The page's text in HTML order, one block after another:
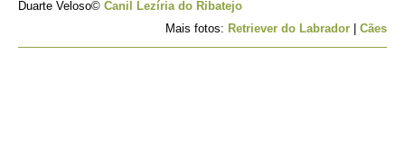
Duarte Veloso© Canil Lezíria do Ribatejo
Mais fotos: Retriever do Labrador Cães